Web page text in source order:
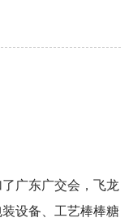
广东广交会，飞龙
设备、工艺棒棒糖